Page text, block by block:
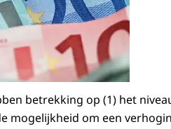
betrekking op (1) het
mogelijkheid om een